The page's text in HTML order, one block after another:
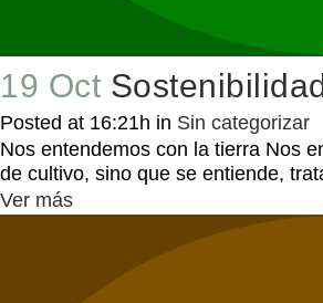
19 Oct Sostenibilidad
Posted at 16:21h in Sin categorizar
Nos entendemos con la tierra Nos
de cultivo, sino que se entiende,
Ver más